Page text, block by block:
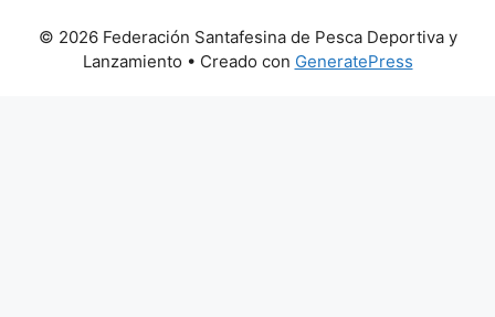
© 2026 Federación Santafesina de Pesca Deportiva y
Lanzamiento • Creado con GeneratePress